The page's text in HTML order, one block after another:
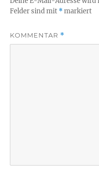
Felder sind mit *markiert
KOMMENTAR *